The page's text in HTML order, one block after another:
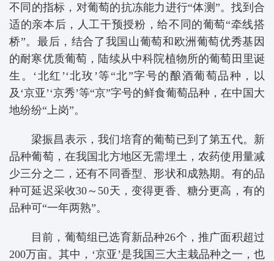
不同的指标，对葡萄的抗冻能力进行“体测”。找到合
适的亲本后，人工干预授粉，给不同的葡萄“牵线搭
桥”。最后，结合了我国山葡萄和欧洲葡萄优秀基因
的耐寒优质葡萄，陆续从中科院植物所的葡萄田里诞
生。‘北红’‘北玫’等“北”字号的酿酒葡萄品种，以
及‘京亚’‘京秀’等“京”字号的鲜食葡萄品种，在中国大
地纷纷“上岗”。
梁振昌表示，我们培育的葡萄已到了第五代。新
品种葡萄，在我国北方地区无需埋土，农药使用量减
少三分之二，还有不同香型、形状和成熟期。有的品
种可延迟采收30～50天，变得更香、糖分更高，有的
品种可“一年两熟”。
目前，葡萄组已选育新品种26个，推广面积超过
200万亩。其中，‘京亚’是我国三大主栽品种之一，也